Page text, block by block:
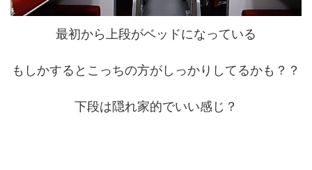
最初から上段がベッドになっている
もしかするとこっちの方がしっかりしてるかも？？
下段は隠れ家的でいい感じ？